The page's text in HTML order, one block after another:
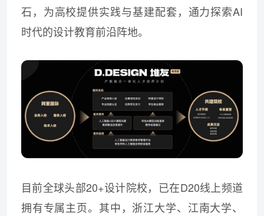
石，为高校提供实践与基建配套，通力探索AI
时代的设计教育前沿阵地。
目前全球头部20+设计院校，已在D20线上频道
拥有专属主页。其中，浙江大学、江南大学、